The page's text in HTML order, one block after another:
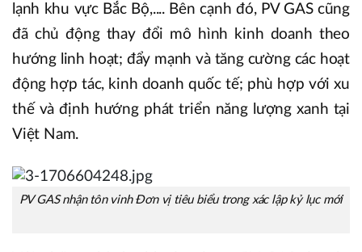
lạnh khu vực Bắc Bộ,.... Bên cạnh đó, PV GAS cũng
đã chủ động thay đổi mô hình kinh doanh theo
hướng linh hoạt; đẩy mạnh và tăng cường các hoạt
động hợp tác, kinh doanh quốc tế; phù hợp với xu
thế và định hướng phát triển năng lượng xanh tại
Việt Nam.
PV GAS nhận tôn vinh Đơn vị tiêu biểu trong xác lập kỷ lục mới